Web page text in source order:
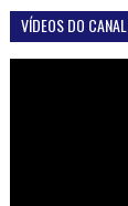
VÍDEOS DO